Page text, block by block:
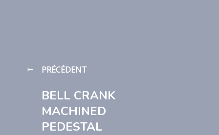
PRÉCÉDENT
BELL CRANK
MACHINED
PEDESTAL